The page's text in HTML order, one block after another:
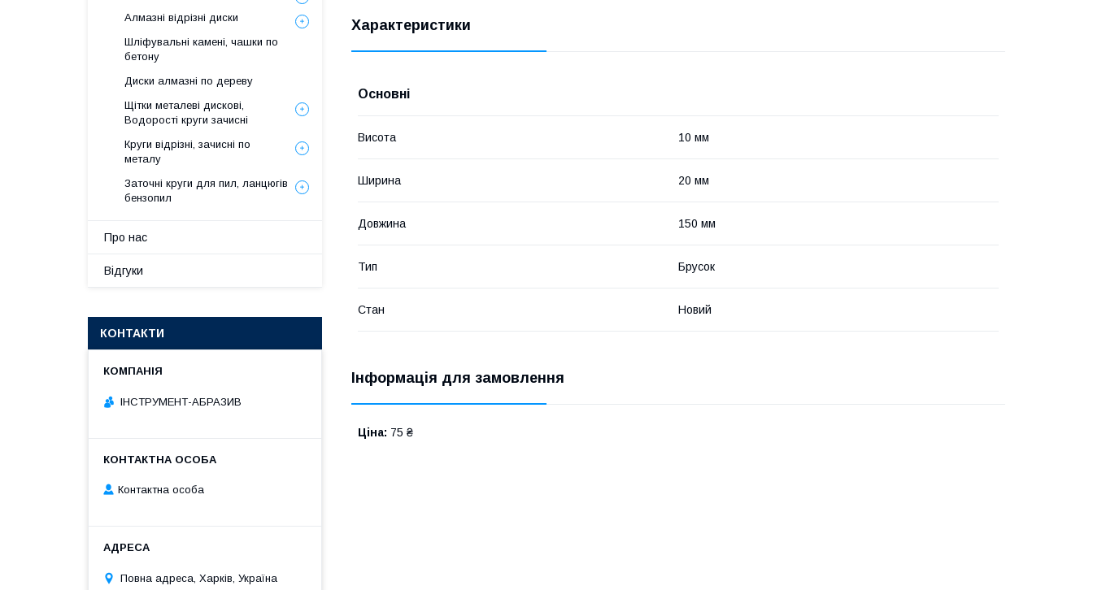
Характеристики
Основні
Висота 10 мм
Ширина 20 мм
Довжина 150 мм
Тип Брусок
Стан Новий
Інформація для замовлення
Ціна: 75 ₴
Алмазні відрізні диски
Шліфувальні камені, чашки по
бетону
Диски алмазні по дереву
Щітки металеві дискові,
Водорості круги зачисні
Круги відрізні, зачисні по
металу
Заточні круги для пил, ланцюгів
бензопил
Про нас
Відгуки
КОНТАКТИ
ІНСТРУМЕНТ-АБРАЗИВ
Контактна особа
Повна адреса, Харків, Україна